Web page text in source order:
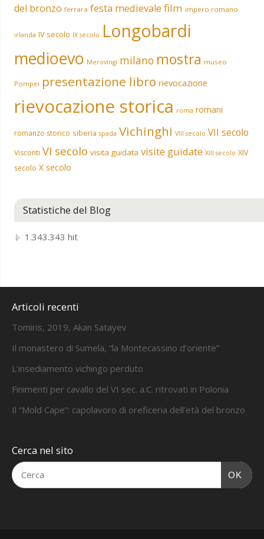
del bronzo ferrara festa medievale film impero romano
irlanda IV secolo IX secolo Longobardi
medioevo Merovingi milano mostra museo
Pompei presentazione libro rievocazione
rievocazione storica roma romani
romanzo storico siberia spada Vichinghi VIII secolo VII secolo
Visconti VI secolo visita guidata visite guidate XIII secolo XIV
secolo X secolo
Statistiche del Blog
1.343.343 hit
Articoli recenti
Tomiris, 2019, Akan Satayev
Il monastero di Sumela, “la Montecassino d’oriente”
L’insediamento vichingo perduto
Finimenti per cavallo del VI sec. a.C. ritrovati in Polonia
Il “Mold Cape”: capolavoro di oreficeria dell’età del bronzo
Cerca nel sito
OK